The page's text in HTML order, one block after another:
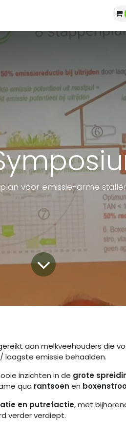
voor emissie-arme
aan melkveehouders die
laagste emissie behaalden.
inzichten in de grote
qua rantsoen en
en putrefactie, met
verder verdiept.